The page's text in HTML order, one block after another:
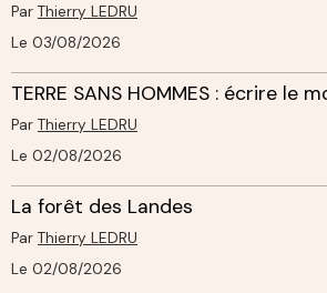
Par Thierry LEDRU
Le 03/08/2026
TERRE SANS HOMMES : écrire le
Par Thierry LEDRU
Le 02/08/2026
La forêt des Landes
Par Thierry LEDRU
Le 02/08/2026